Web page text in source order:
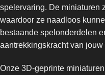
spelervaring. De miniaturen
waardoor ze naadloos
bestaande spelonderdelen
aantrekkingskracht van
Onze 3D-geprinte